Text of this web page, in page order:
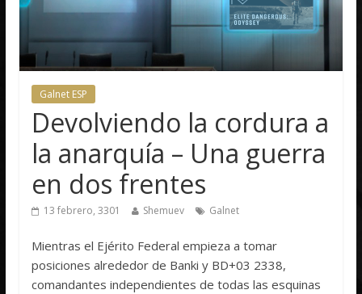
Galnet ESP
Devolviendo la cordura a
la anarquía – Una guerra
en dos frentes
13 febrero, 3301 Shemuev Galnet
Mientras el Ejérito Federal empieza a tomar
posiciones alrededor de Banki y BD+03 2338,
comandantes independientes de todas las esquinas